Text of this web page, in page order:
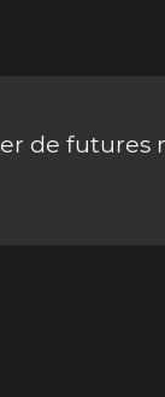
de futures